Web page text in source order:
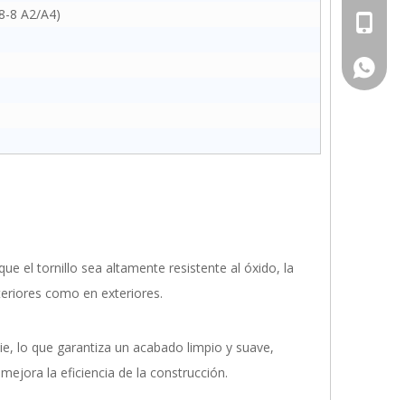
8 A2/A4)
el tornillo sea altamente resistente al óxido, la
como en exteriores.
lo que garantiza un acabado limpio y suave,
la eficiencia de la construcción.
+86 -